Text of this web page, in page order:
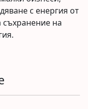
с енергия от
съхранение на